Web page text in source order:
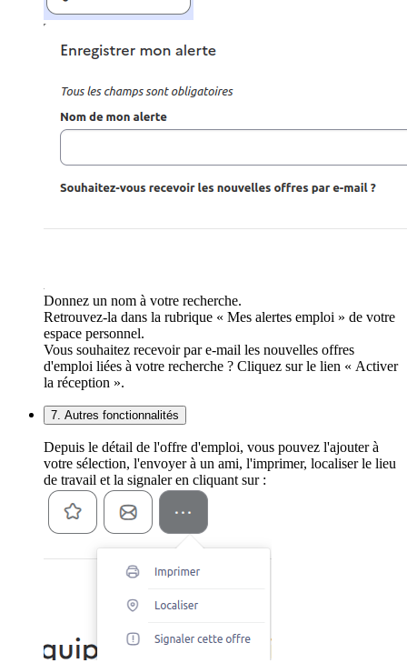
Donnez un nom à votre recherche.
Retrouvez-la dans la rubrique « Mes alertes emploi » de votre
espace personnel.
Vous souhaitez recevoir par e-mail les nouvelles offres
d'emploi liées à votre recherche ? Cliquez sur le lien « Activer
la réception ».
7. Autres fonctionnalités
Depuis le détail de l'offre d'emploi, vous pouvez l'ajouter à
votre sélection, l'envoyer à un ami, l'imprimer, localiser le lieu
de travail et la signaler en cliquant sur :